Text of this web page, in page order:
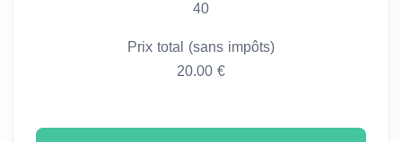
40
Prix total (sans impôts)
20.00 €